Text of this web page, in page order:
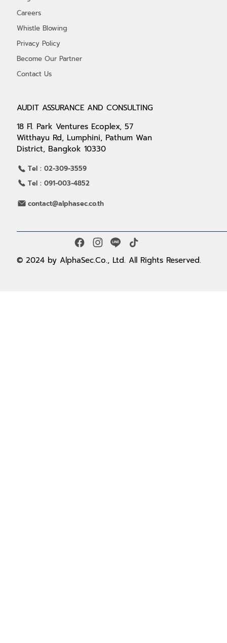
AUDIT ASSURANCE AND CONSULTING
18 Fl. Park Ventures Ecoplex, 57
Witthayu Rd, Lumphini, Pathum Wan
District, Bangkok 10330
contact@alphasec.co.th
Tel : 02-309-3559
Tel : 091-003-4852
Careers
Whistle Blowing
Privacy Policy
Become Our Partner
Contact Us
© 2024 by AlphaSec.Co., Ltd. All Rights Reserved.